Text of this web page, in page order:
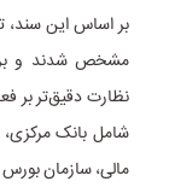
بر اساس این سند،
مشخص شدند و
نظارت دقیق‌تر بر
شامل بانک
مالی، سازمان بورس